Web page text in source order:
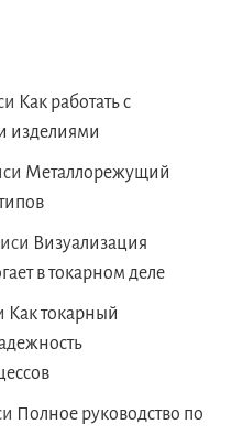
Как работать с
изделиями
Металлорежущий
Визуализация
в токарном деле
Как токарный
Полное руководство по